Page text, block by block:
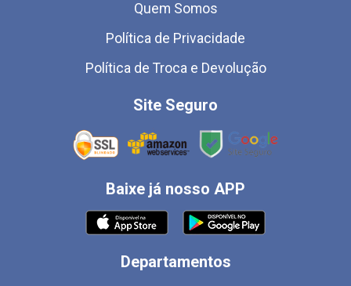
Quem Somos
Política de Privacidade
Política de Troca e Devolução
Site Seguro
Baixe já nosso APP
Departamentos